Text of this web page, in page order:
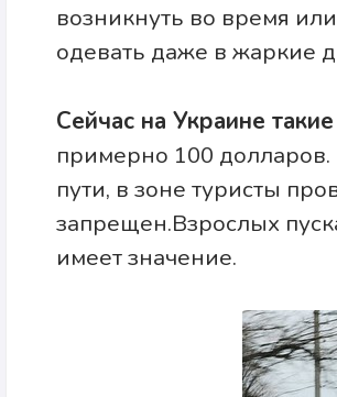
возникнуть во время
одевать даже в жаркие
Сейчас на Украине такие
примерно 100 долларов.
пути, в зоне туристы
запрещен.Взрослых
имеет значение.